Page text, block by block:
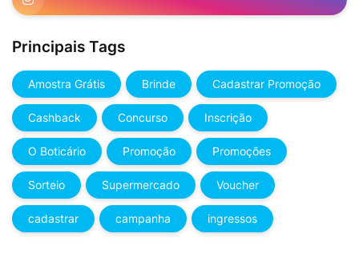
Principais Tags
Amostra Grátis Brinde Cadastrar Promoção
Cashback Concurso Inscrição
O Boticário Promoção Promoções
Sorteio Supermercado Voucher
cadastrar campanha ingressos